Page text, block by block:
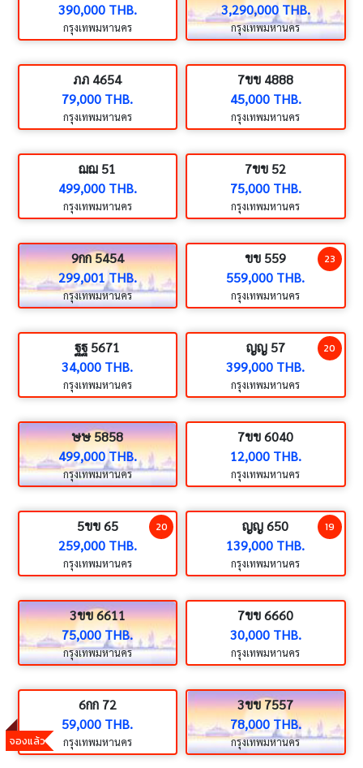
390,000 THB.
กรุงเทพมหานคร
3,290,000 THB.
กรุงเทพมหานคร
ภภ 4654
79,000 THB.
กรุงเทพมหานคร
7ขข 4888
45,000 THB.
กรุงเทพมหานคร
ฌฌ 51
499,000 THB.
กรุงเทพมหานคร
7ขข 52
75,000 THB.
กรุงเทพมหานคร
9กก 5454
299,001 THB.
กรุงเทพมหานคร
ขข 559
559,000 THB.
กรุงเทพมหานคร
23
ฐฐ 5671
34,000 THB.
กรุงเทพมหานคร
ญญ 57
399,000 THB.
กรุงเทพมหานคร
20
ษษ 5858
499,000 THB.
กรุงเทพมหานคร
7ขข 6040
12,000 THB.
กรุงเทพมหานคร
5ขข 65
259,000 THB.
กรุงเทพมหานคร
20
ญญ 650
139,000 THB.
กรุงเทพมหานคร
19
3ขข 6611
75,000 THB.
กรุงเทพมหานคร
7ขข 6660
30,000 THB.
กรุงเทพมหานคร
จองแล้ว
6กก 72
59,000 THB.
กรุงเทพมหานคร
3ขข 7557
78,000 THB.
กรุงเทพมหานคร